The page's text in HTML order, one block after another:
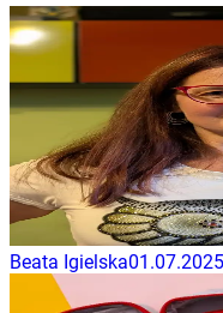
Beata Igielska01.07.2025